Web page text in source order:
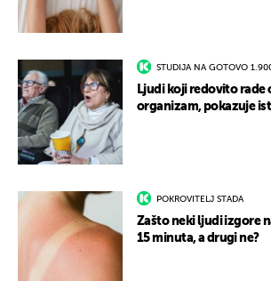
STUDIJA NA GOTOVO
Ljudi koji redovito rade
organizam, pokazuje
POKROVITELJ STADA
Zašto neki ljudi izgore
15 minuta, a drugi ne?